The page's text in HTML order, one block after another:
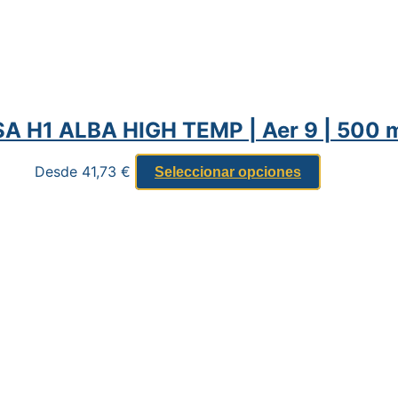
H1 ALBA HIGH TEMP | Aer 9 | 500
Desde 41,73 € Seleccionar opciones